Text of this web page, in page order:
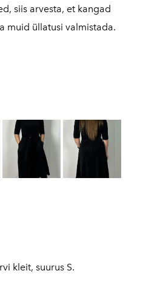
kleit, suurus S.
siis arvesta, et kangad
muid üllatusi valmistada.